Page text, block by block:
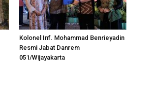
Kolonel Inf. Mohammad Benrieyadin
Resmi Jabat Danrem
051/Wijayakarta